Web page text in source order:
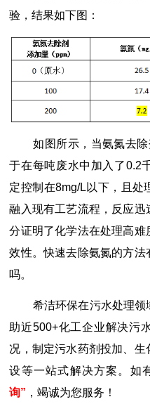
验，结果如下图：
如图所示，当氨氮去
于在每吨废水中加入了0.2
定控制在8mg/L以下，且处
融入现有工艺流程，反应
分证明了化学法在处理高
效性。快速去除氨氮的方
吗。
希洁环保在污水处理
助近500+化工企业解决污
况，制定污水药剂投加、
设等一站式解决方案。如
询” ，竭诚为您服务！